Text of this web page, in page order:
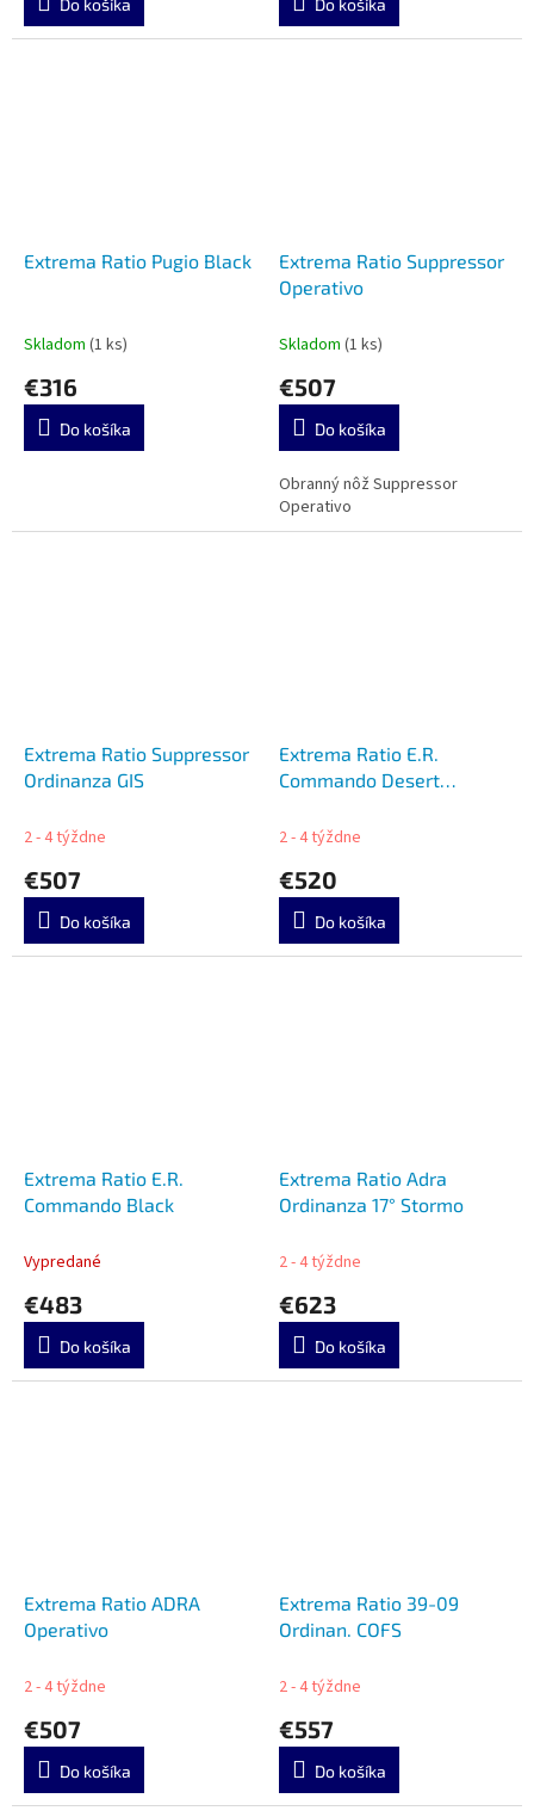
Do košíka Do košíka
Extrema Ratio Pugio Black
Skladom (1 ks)
€316
Do košíka
Extrema Ratio Suppressor
Operativo
Skladom (1 ks)
€507
Do košíka
Obranný nôž Suppressor
Operativo
Extrema Ratio Suppressor
Ordinanza GIS
2 - 4 týždne
€507
Do košíka
Extrema Ratio E.R.
Commando Desert
2 - 4 týždne
€520
Do košíka
Extrema Ratio E.R.
Commando Black
Vypredané
€483
Do košíka
Extrema Ratio Adra
Ordinanza 17° Stormo
2 - 4 týždne
€623
Do košíka
Extrema Ratio ADRA
Operativo
2 - 4 týždne
€507
Do košíka
Extrema Ratio 39-09
Ordinan. COFS
2 - 4 týždne
€557
Do košíka